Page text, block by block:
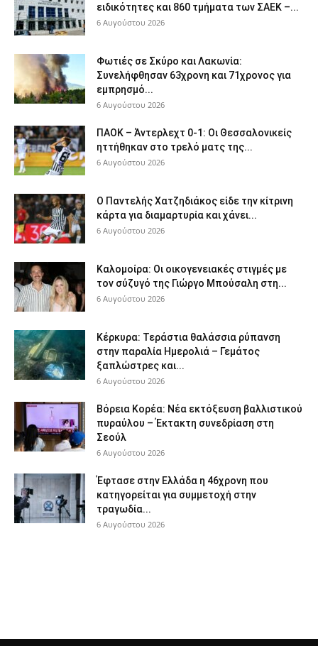
ειδικότητες και 860 τμήματα των ΣΑΕΚ –...
6 Αυγούστου 2026
Φωτιές σε Σκύρο και Λακωνία:
Συνελήφθησαν 63χρονη και 71χρονος για
εμπρησμό...
6 Αυγούστου 2026
ΠΑΟΚ – Άντερλεχτ 0-1: Οι Θεσσαλονικείς
ηττήθηκαν στο τρελό ματς της...
6 Αυγούστου 2026
Ο Παντελής Χατζηδιάκος είδε την κίτρινη
κάρτα για διαμαρτυρία και χάνει...
6 Αυγούστου 2026
Καλομοίρα: Οι οικογενειακές στιγμές με
τον σύζυγό της Γιώργο Μπούσαλη στη...
6 Αυγούστου 2026
Κέρκυρα: Τεράστια θαλάσσια ρύπανση
στην παραλία Ημερολιά – Γεμάτος
ξαπλώστρες και...
6 Αυγούστου 2026
Βόρεια Κορέα: Νέα εκτόξευση βαλλιστικού
πυραύλου – Έκτακτη συνεδρίαση στη
Σεούλ
6 Αυγούστου 2026
Έφτασε στην Ελλάδα η 46χρονη που
κατηγορείται για συμμετοχή στην
τραγωδία...
6 Αυγούστου 2026